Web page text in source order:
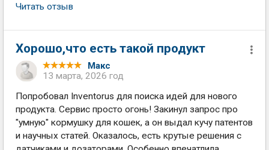
Читать отзыв
Хорошо,что есть такой продукт
Макс
13 марта, 2026 год
Попробовал Inventorus для поиска идей для нового
продукта. Сервис просто огонь! Закинул запрос про
"умную" кормушку для кошек, а он выдал кучу патентов
и научных статей. Оказалось, есть крутые решения с